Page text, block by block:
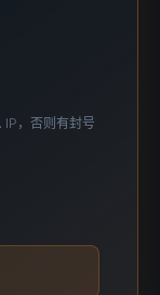
，否则有封号